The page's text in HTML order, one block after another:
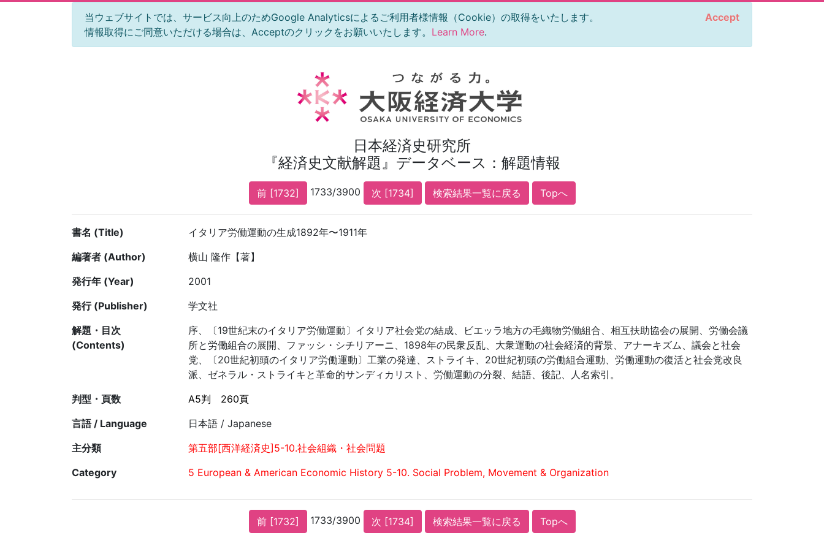
当ウェブサイトでは、サービス向上のためGoogle Analyticsによるご利用者様情報（Cookie）の取得をいたします。
情報取得にご同意いただける場合は、Acceptのクリックをお願いいたします。 Learn More.
Accept
日本経済史研究所
『経済史文献解題』データベース：解題情報
前 [1732] 1733/3900 次 [1734] 検索結果一覧に戻る Topへ
書名 (Title)
イタリア労働運動の生成1892年〜1911年
編著者 (Author)
横山 隆作【著】
発行年 (Year)
2001
発行 (Publisher)
学文社
解題・目次
(Contents)
序、〔19世紀末のイタリア労働運動〕イタリア社会党の結成、ビエッラ地方の毛織物労働組合、相互扶助協会の展開、労働会議
所と労働組合の展開、ファッシ・シチリアーニ、1898年の民衆反乱、大衆運動の社会経済的背景、アナーキズム、議会と社会
党、〔20世紀初頭のイタリア労働運動〕工業の発達、ストライキ、20世紀初頭の労働組合運動、労働運動の復活と社会党改良
派、ゼネラル・ストライキと革命的サンディカリスト、労働運動の分裂、結語、後記、人名索引。
判型・頁数
A5判
260頁
言語 / Language
日本語 / Japanese
主分類
第五部[西洋経済史]5-10.社会組織・社会問題
Category
5 European & American Economic History 5-10. Social Problem, Movement & Organization
前 [1732] 1733/3900 次 [1734] 検索結果一覧に戻る Topへ